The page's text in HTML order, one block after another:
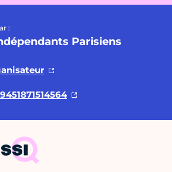
:
Parisiens